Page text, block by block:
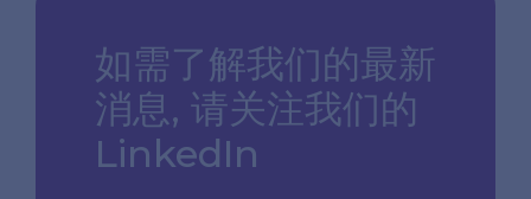
如需了解我们的最新
消息, 请关注我们的
LinkedIn